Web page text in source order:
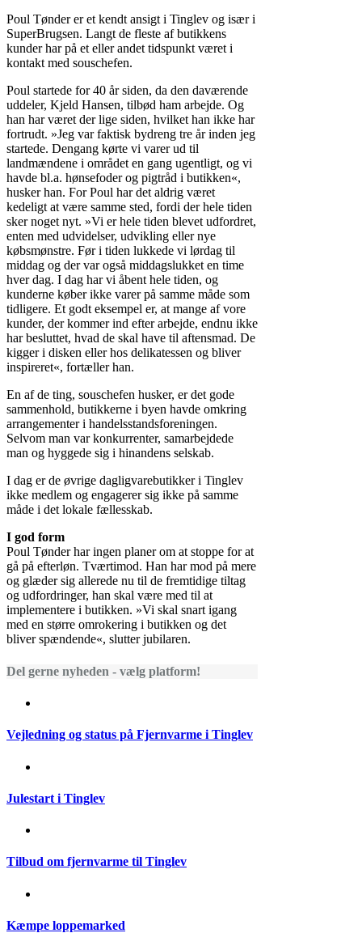
Poul Tønder er et kendt ansigt i Tinglev og især i
SuperBrugsen. Langt de fleste af butikkens
kunder har på et eller andet tidspunkt været i
kontakt med souschefen.
Poul startede for 40 år siden, da den daværende
uddeler, Kjeld Hansen, tilbød ham arbejde. Og
han har været der lige siden, hvilket han ikke har
fortrudt. »Jeg var faktisk bydreng tre år inden jeg
startede. Dengang kørte vi varer ud til
landmændene i området en gang ugentligt, og vi
havde bl.a. hønsefoder og pigtråd i butikken«,
husker han. For Poul har det aldrig været
kedeligt at være samme sted, fordi der hele tiden
sker noget nyt. »Vi er hele tiden blevet udfordret,
enten med udvidelser, udvikling eller nye
købsmønstre. Før i tiden lukkede vi lørdag til
middag og der var også middagslukket en time
hver dag. I dag har vi åbent hele tiden, og
kunderne køber ikke varer på samme måde som
tidligere. Et godt eksempel er, at mange af vore
kunder, der kommer ind efter arbejde, endnu ikke
har besluttet, hvad de skal have til aftensmad. De
kigger i disken eller hos delikatessen og bliver
inspireret«, fortæller han.
En af de ting, souschefen husker, er det gode
sammenhold, butikkerne i byen havde omkring
arrangementer i handelsstandsforeningen.
Selvom man var konkurrenter, samarbejdede
man og hyggede sig i hinandens selskab.
I dag er de øvrige dagligvarebutikker i Tinglev
ikke medlem og engagerer sig ikke på samme
måde i det lokale fællesskab.
I god form
Poul Tønder har ingen planer om at stoppe for at
gå på efterløn. Tværtimod. Han har mod på mere
og glæder sig allerede nu til de fremtidige tiltag
og udfordringer, han skal være med til at
implementere i butikken. »Vi skal snart igang
med en større omrokering i butikken og det
bliver spændende«, slutter jubilaren.
Del gerne nyheden - vælg platform!
Vejledning og status på Fjernvarme i Tinglev
Julestart i Tinglev
Tilbud om fjernvarme til Tinglev
Kæmpe loppemarked